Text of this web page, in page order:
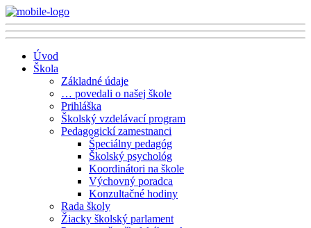
Úvod
Škola
Základné údaje
… povedali o našej škole
Prihláška
Školský vzdelávací program
Pedagogickí zamestnanci
Špeciálny pedagóg
Školský psychológ
Koordinátori na škole
Výchovný poradca
Konzultačné hodiny
Rada školy
Žiacky školský parlament